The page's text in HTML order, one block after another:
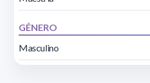
GÉNERO
Masculino